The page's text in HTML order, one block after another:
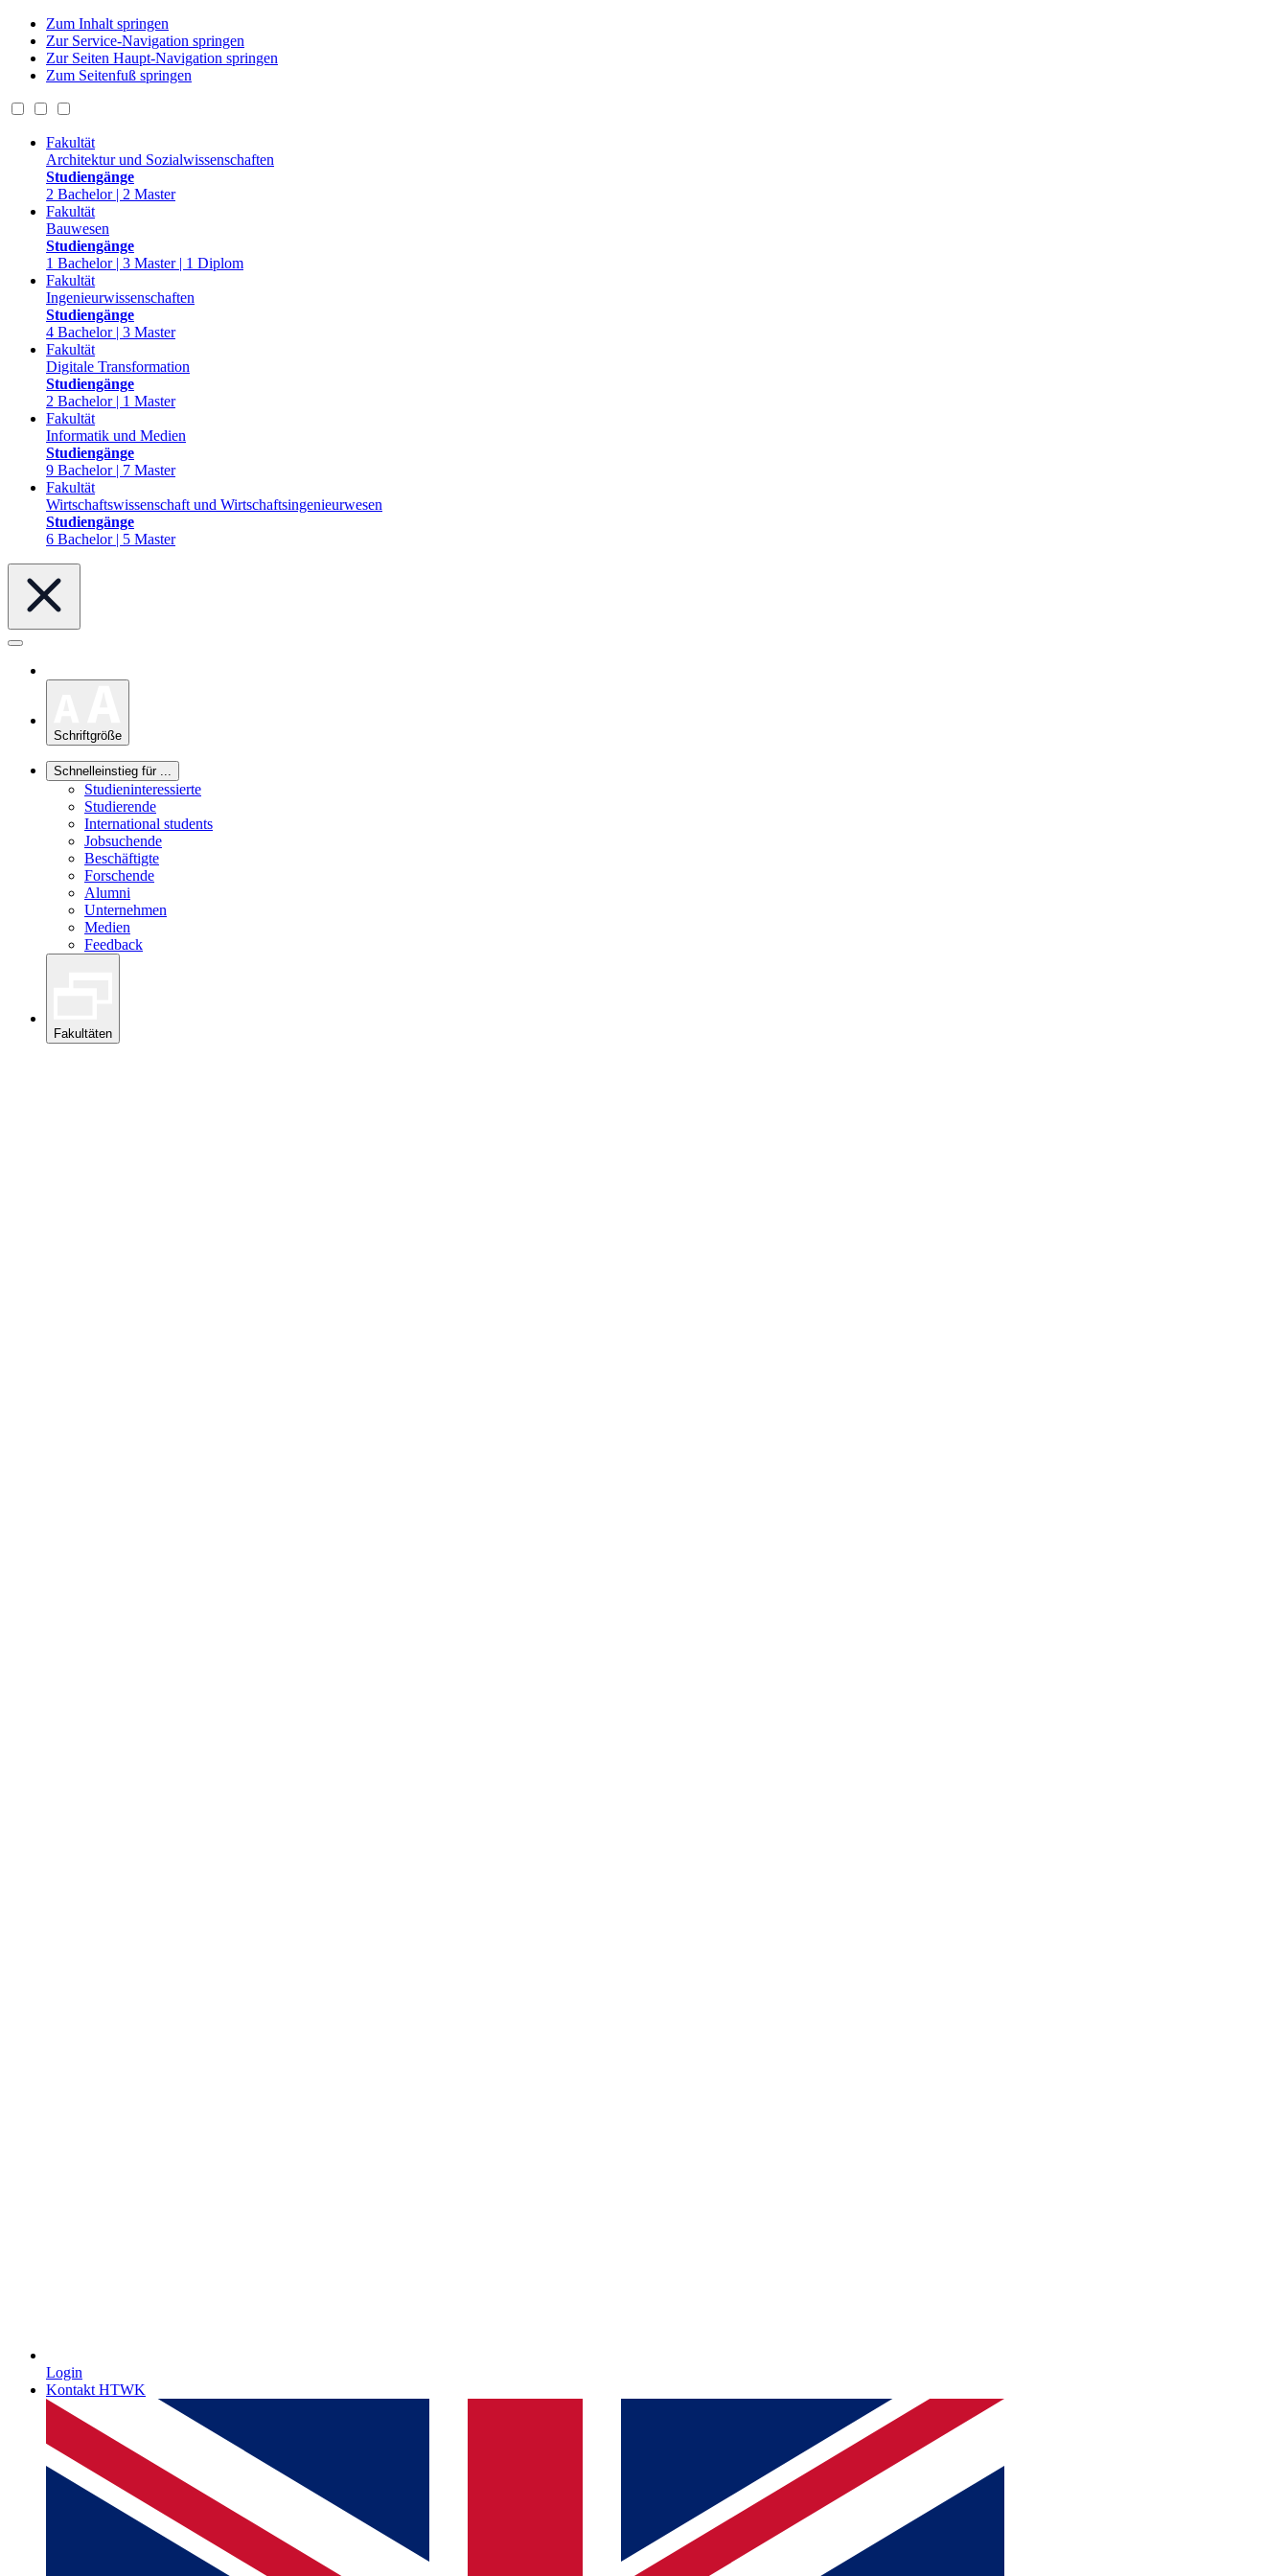
Zum Inhalt springen
Zur Service-Navigation springen
Zur Seiten Haupt-Navigation springen
Zum Seitenfuß springen
Fakultät
Architektur und Sozialwissenschaften
Studiengänge
2 Bachelor | 2 Master
Fakultät
Bauwesen
Studiengänge
1 Bachelor | 3 Master | 1 Diplom
Fakultät
Ingenieurwissenschaften
Studiengänge
4 Bachelor | 3 Master
Fakultät
Digitale Transformation
Studiengänge
2 Bachelor | 1 Master
Fakultät
Informatik und Medien
Studiengänge
9 Bachelor | 7 Master
Fakultät
Wirtschaftswissenschaft und Wirtschaftsingenieurwesen
Studiengänge
6 Bachelor | 5 Master
Schriftgröße
Schnelleinstieg für ...
Studieninteressierte
Studierende
International students
Jobsuchende
Beschäftigte
Forschende
Alumni
Unternehmen
Medien
Feedback
Fakultäten
Login
Kontakt HTWK